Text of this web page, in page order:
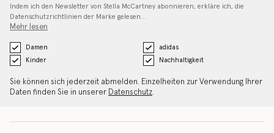
Indem ich den Newsletter von Stella McCartney abonnieren, erkläre ich, die
Datenschutzrichtlinien der Marke gelesen…
Mehr lesen
Damen
adidas
Kinder
Nachhaltigkeit
Sie können sich jederzeit abmelden. Einzelheiten zur Verwendung Ihrer
Daten finden Sie in unserer Datenschutz.